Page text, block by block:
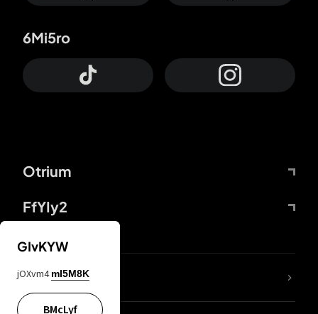
Otrium
FfYIy2
6Mi5ro
DDcvSo
GIvKYW
jOXvm4 mI5M8K
BMcLyf